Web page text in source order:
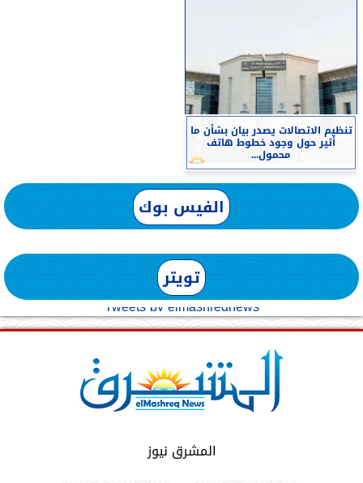
تنظيم الاتصالات يصدر بيان بشأن ما
أثير حول وجود خطوط هاتف
محمول...
الفيس بوك
تويتر
Tweets by elmashreqnews
المشرق نيوز